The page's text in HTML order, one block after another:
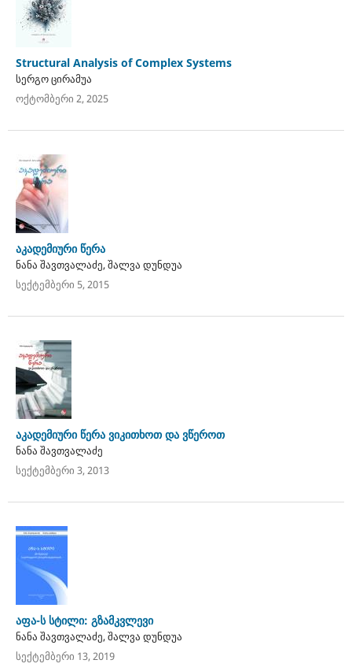
Structural Analysis of Complex Systems
სერგო ცირამუა
ოქტომბერი 2, 2025
აკადემიური წერა
ნანა შავთვალაძე, შალვა დუნდუა
სექტემბერი 5, 2015
აკადემიური წერა ვიკითხოთ და ვწეროთ
ნანა შავთვალაძე
სექტემბერი 3, 2013
აფა-ს სტილი: გზამკვლევი
ნანა შავთვალაძე, შალვა დუნდუა
სექტემბერი 13, 2019